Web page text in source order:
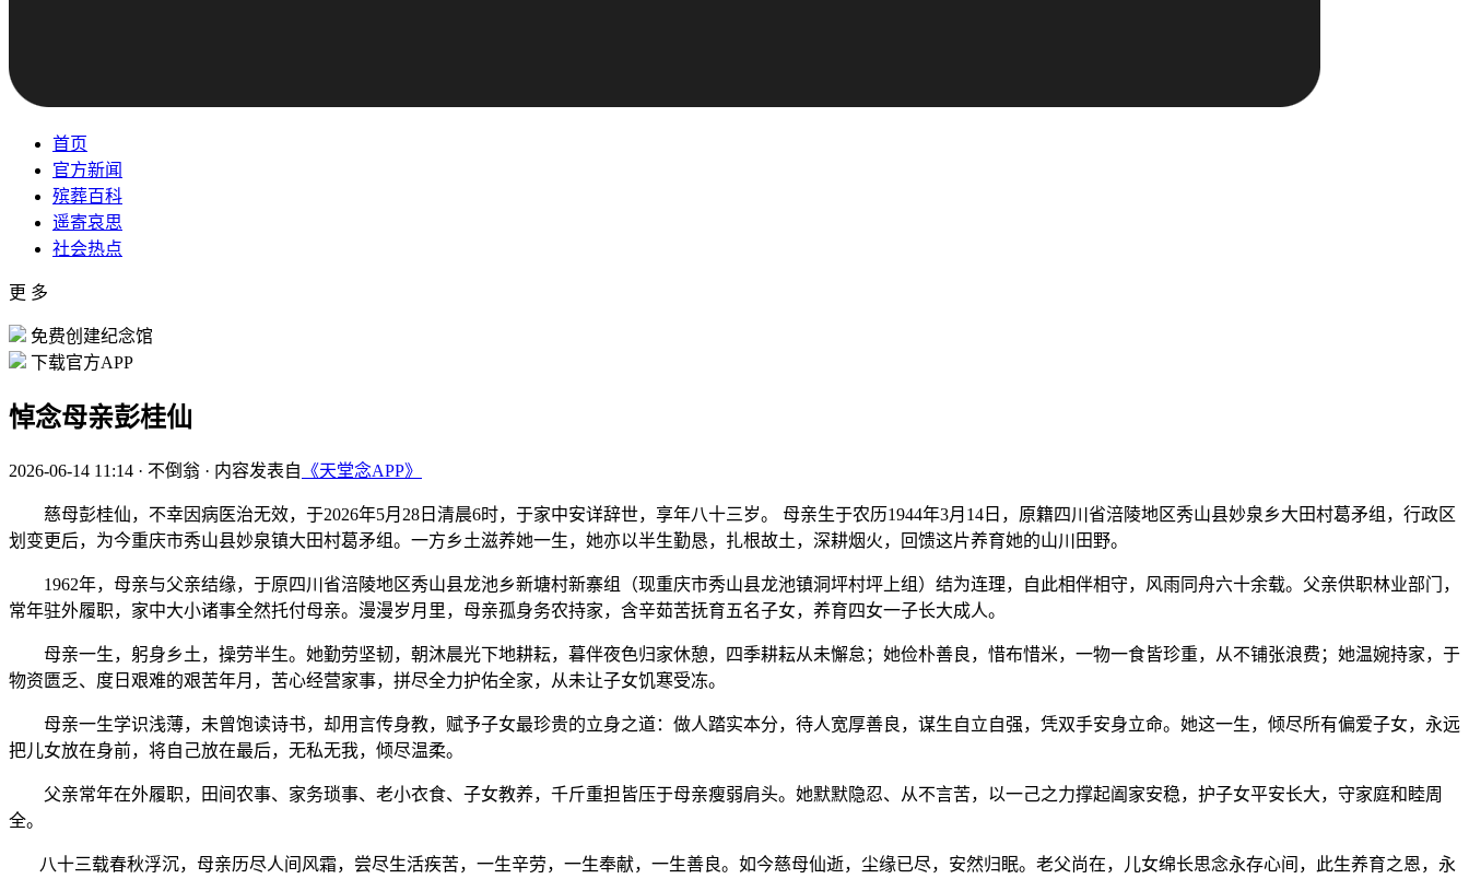
首页
官方新闻
殡葬百科
遥寄哀思
社会热点
更 多
免费创建纪念馆
下载官方APP
悼念母亲彭桂仙
2026-06-14 11:14 · 不倒翁 · 内容发表自 《天堂念APP》
慈母彭桂仙，不幸因病医治无效，于2026年5月28日清晨6时，于家中安详辞世，享年八十三岁。 母亲生于农历1944年3月14日，原籍四川省涪陵地区秀山县妙泉乡大田村葛矛组，行政区
划变更后，为今重庆市秀山县妙泉镇大田村葛矛组。一方乡土滋养她一生，她亦以半生勤恳，扎根故土，深耕烟火，回馈这片养育她的山川田野。
1962年，母亲与父亲结缘，于原四川省涪陵地区秀山县龙池乡新塘村新寨组（现重庆市秀山县龙池镇洞坪村坪上组）结为连理，自此相伴相守，风雨同舟六十余载。父亲供职林业部门，
常年驻外履职，家中大小诸事全然托付母亲。漫漫岁月里，母亲孤身务农持家，含辛茹苦抚育五名子女，养育四女一子长大成人。
母亲一生，躬身乡土，操劳半生。她勤劳坚韧，朝沐晨光下地耕耘，暮伴夜色归家休憩，四季耕耘从未懈怠；她俭朴善良，惜布惜米，一物一食皆珍重，从不铺张浪费；她温婉持家，于
物资匮乏、度日艰难的艰苦年月，苦心经营家事，拼尽全力护佑全家，从未让子女饥寒受冻。
母亲一生学识浅薄，未曾饱读诗书，却用言传身教，赋予子女最珍贵的立身之道：做人踏实本分，待人宽厚善良，谋生自立自强，凭双手安身立命。她这一生，倾尽所有偏爱子女，永远
把儿女放在身前，将自己放在最后，无私无我，倾尽温柔。
父亲常年在外履职，田间农事、家务琐事、老小衣食、子女教养，千斤重担皆压于母亲瘦弱肩头。她默默隐忍、从不言苦，以一己之力撑起阖家安稳，护子女平安长大，守家庭和睦周
全。
八十三载春秋浮沉，母亲历尽人间风霜，尝尽生活疾苦，一生辛劳，一生奉献，一生善良。如今慈母仙逝，尘缘已尽，安然归眠。老父尚在，儿女绵长思念永存心间，此生养育之恩，永